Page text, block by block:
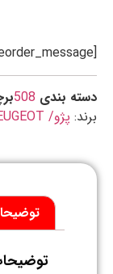
بندی 508
پژو/ PEUGEOT
توضیحات
توضیحات